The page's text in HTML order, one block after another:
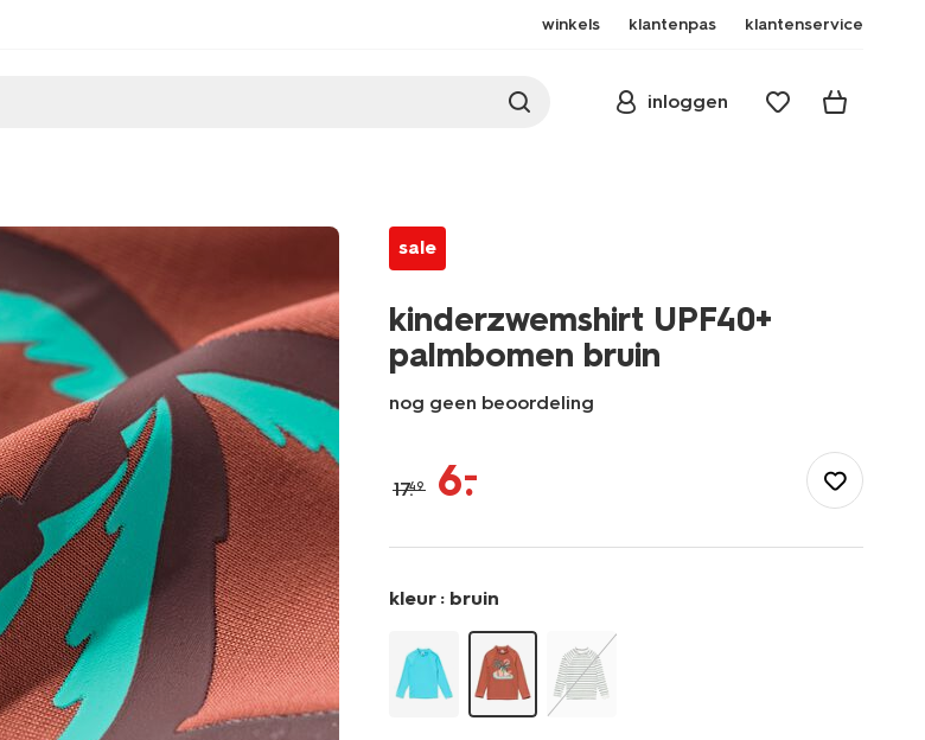
winkels klantenpas klantenservice
inloggen
sale
kinderzwemshirt UPF40+
palmbomen bruin
nog geen beoordeling
upf40plus-
17.49 6.
–
kleur : bruin